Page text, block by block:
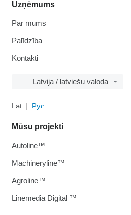
Uzņēmums
Par mums
Palīdzība
Kontakti
Latvija / latviešu valoda
Lat Рус
Mūsu projekti
Autoline™
Machineryline™
Agroline™
Linemedia Digital ™